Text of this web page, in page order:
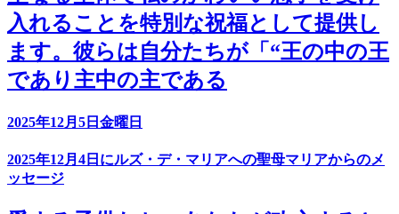
入れることを特別な祝福として提供し
ます。彼らは自分たちが「“王の中の王
であり主中の主である
2025年12月5日金曜日
2025年12月4日にルズ・デ・マリアへの聖母マリアからのメ
ッセージ